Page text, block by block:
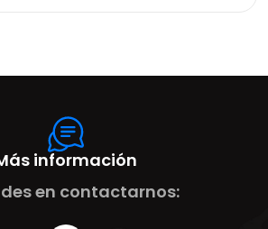
información
en contactarnos: